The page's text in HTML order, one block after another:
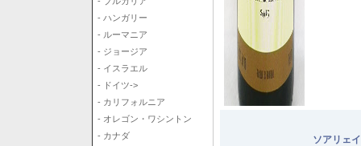
- ハンガリー
- ルーマニア
- ジョージア
- イスラエル
- ドイツ->
- カリフォルニア
- オレゴン・ワシントン
- カナダ
ソアリェ